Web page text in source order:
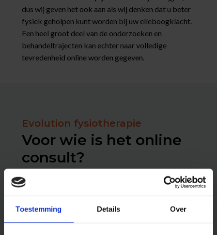
Toestemming Details Over
dus wij geven het ook aan als wij denken dat u beter
fysiek geholpen kunt worden bij uw elleboogklacht.
Een heel groot deel van de onderzoeken en
behandeltrajecten kan echter naar volledige
tevredenheid online worden gegeven.
Evolution fysiotherapie
Voor wie is het online
consult?
Het online consult is bedoeld voor mensen die
bekend is, waarbij de klachten niet over gaan, die
een second opinion willen en voor advies van een